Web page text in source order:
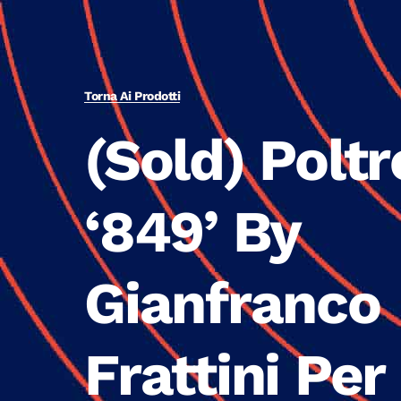
Torna Ai Prodotti
(Sold)
‘849’ By
Gianfranco
Frattini Per